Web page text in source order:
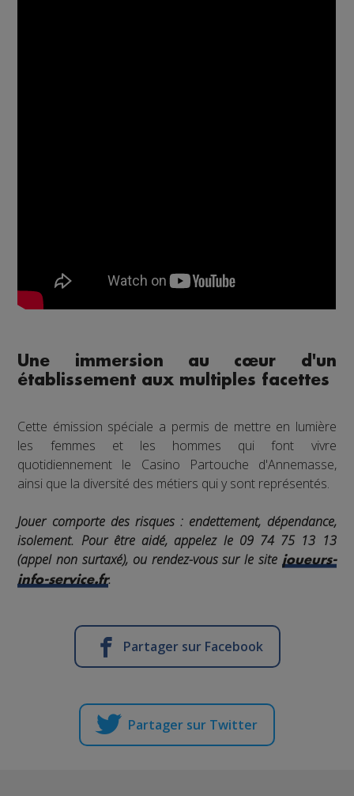
Une immersion au cœur d'un
établissement aux multiples facettes
Cette émission spéciale a permis de mettre en lumière
les femmes et les hommes qui font vivre
quotidiennement le Casino Partouche d'Annemasse,
ainsi que la diversité des métiers qui y sont représentés.
Jouer comporte des risques : endettement, dépendance,
isolement. Pour être aidé, appelez le 09 74 75 13 13
(appel non surtaxé), ou rendez-vous sur le site joueurs-
info-service.fr.
Partager sur Facebook
Partager sur Twitter